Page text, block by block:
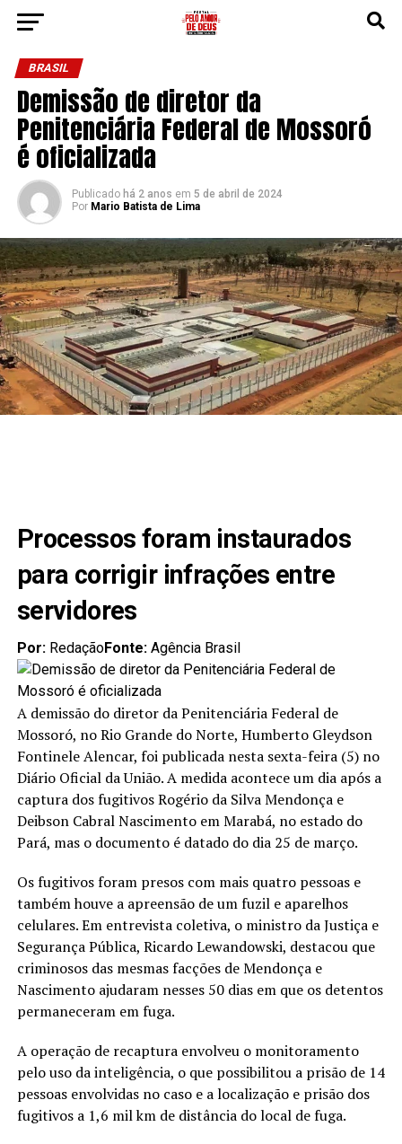
BRASIL
Demissão de diretor da
Penitenciária Federal de Mossoró
é oficializada
Publicado há 2 anos em 5 de abril de 2024
Por Mario Batista de Lima
Processos foram instaurados
para corrigir infrações entre
servidores
Por: RedaçãoFonte: Agência Brasil
A demissão do diretor da Penitenciária Federal de
Mossoró, no Rio Grande do Norte, Humberto Gleydson
Fontinele Alencar, foi publicada nesta sexta-feira (5) no
Diário Oficial da União. A medida acontece um dia após a
captura dos fugitivos Rogério da Silva Mendonça e
Deibson Cabral Nascimento em Marabá, no estado do
Pará, mas o documento é datado do dia 25 de março.
Os fugitivos foram presos com mais quatro pessoas e
também houve a apreensão de um fuzil e aparelhos
celulares. Em entrevista coletiva, o ministro da Justiça e
Segurança Pública, Ricardo Lewandowski, destacou que
criminosos das mesmas facções de Mendonça e
Nascimento ajudaram nesses 50 dias em que os detentos
permaneceram em fuga.
A operação de recaptura envolveu o monitoramento
pelo uso da inteligência, o que possibilitou a prisão de 14
pessoas envolvidas no caso e a localização e prisão dos
fugitivos a 1,6 mil km de distância do local de fuga.